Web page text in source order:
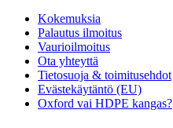
Kokemuksia
Palautus ilmoitus
Vaurioilmoitus
Ota yhteyttä
Tietosuoja & toimitusehdot
Evästekäytäntö (EU)
Oxford vai HDPE kangas?